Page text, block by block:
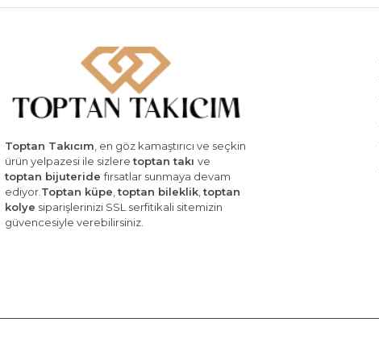
Toptan Takıcım, en göz kamaştırıcı ve seçkin
ürün yelpazesi ile sizleretoptan takı ve
toptan bijuteridefırsatlar sunmaya devam
ediyor.Toptan küpe,toptan bileklik,toptan
kolye siparişlerinizi SSL serfitikali sitemizin
güvencesiyle verebilirsiniz.